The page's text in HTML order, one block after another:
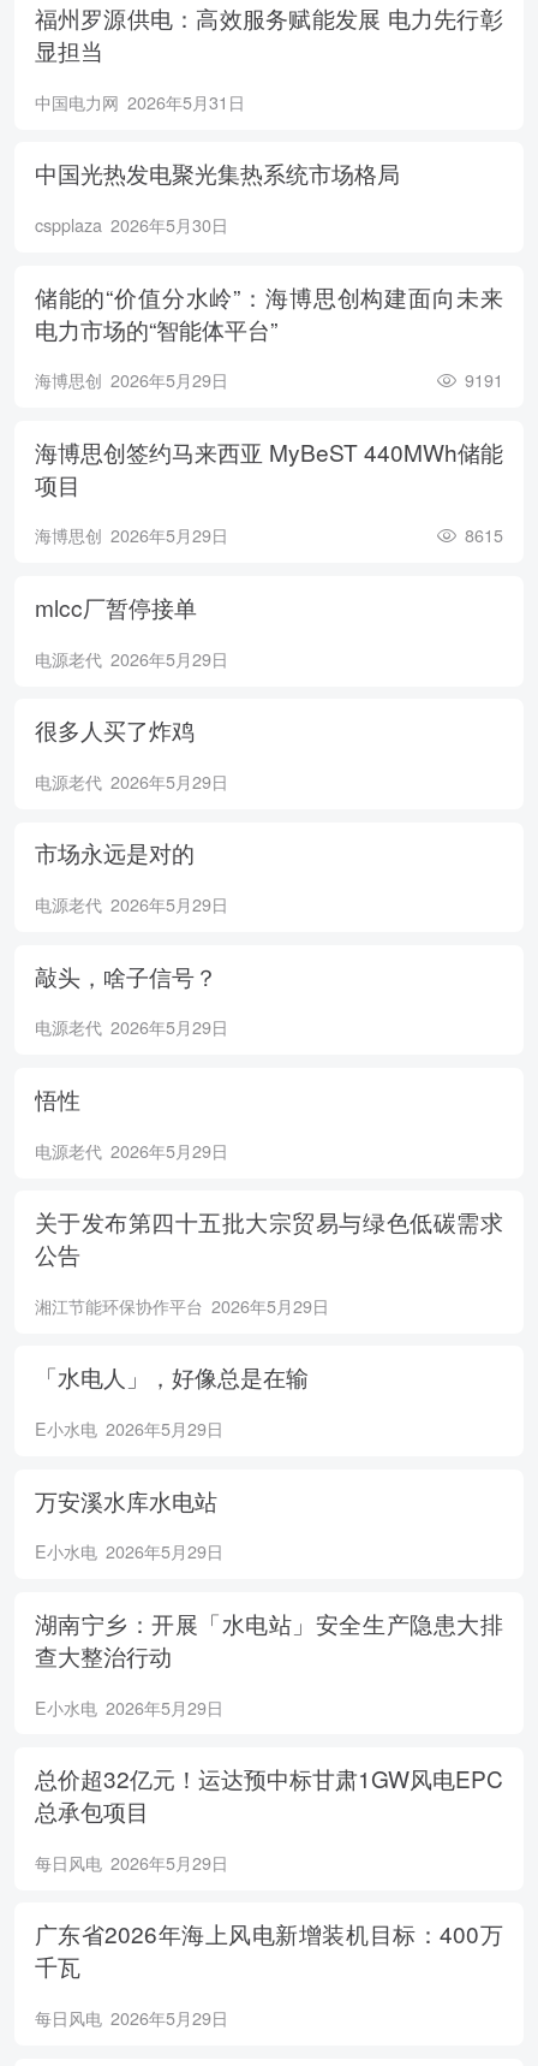
福州罗源供电：高效服务赋能发展 电力先行彰
显担当
中国电力网 2026年5月31日
中国光热发电聚光集热系统市场格局
cspplaza 2026年5月30日
储能的“价值分水岭”：海博思创构建面向未来
电力市场的“智能体平台”
海博思创 2026年5月29日 9191
海博思创签约马来西亚 MyBeST 440MWh储能
项目
海博思创 2026年5月29日 8615
mlcc厂暂停接单
电源老代 2026年5月29日
很多人买了炸鸡
电源老代 2026年5月29日
市场永远是对的
电源老代 2026年5月29日
敲头，啥子信号？
电源老代 2026年5月29日
悟性
电源老代 2026年5月29日
关于发布第四十五批大宗贸易与绿色低碳需求
公告
湘江节能环保协作平台 2026年5月29日
「水电人」，好像总是在输
E小水电 2026年5月29日
万安溪水库水电站
E小水电 2026年5月29日
湖南宁乡：开展「水电站」安全生产隐患大排
查大整治行动
E小水电 2026年5月29日
总价超32亿元！运达预中标甘肃1GW风电EPC
总承包项目
每日风电 2026年5月29日
广东省2026年海上风电新增装机目标：400万
千瓦
每日风电 2026年5月29日